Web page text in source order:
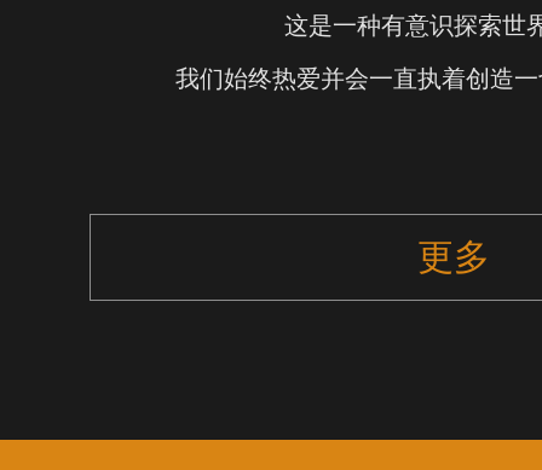
这是一种有意识探索世
我们始终热爱并会一直执着创造
更多